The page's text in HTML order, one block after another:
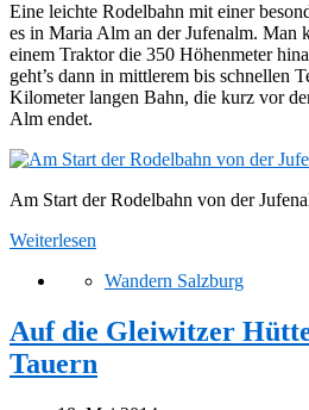
Eine leichte Rodelbahn mit einer
es in Maria Alm an der Jufenalm. Man
einem Traktor die 350 Höhenmeter
geht’s dann in mittlerem bis schnellen
Kilometer langen Bahn, die kurz vor
Alm endet.
Am Start der Rodelbahn von der
Weiterlesen
Wandern Salzburg
Auf die Gleiwitzer
Tauern